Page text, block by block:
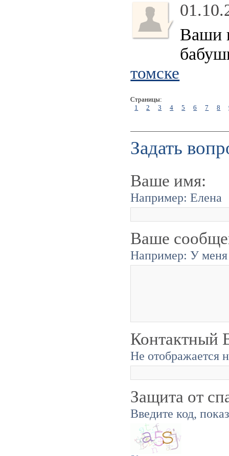
Ваши
томске
Страницы:
1
2 3 4 5 6 7 8
Задать
Ваше имя:
Например: Елена
Ваше
Например: У меня
Контактный
Не отображается
Защита от
Введите код,